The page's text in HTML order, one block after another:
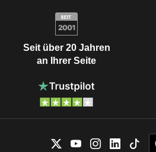
Seit über 20 Jahren
an Ihrer Seite